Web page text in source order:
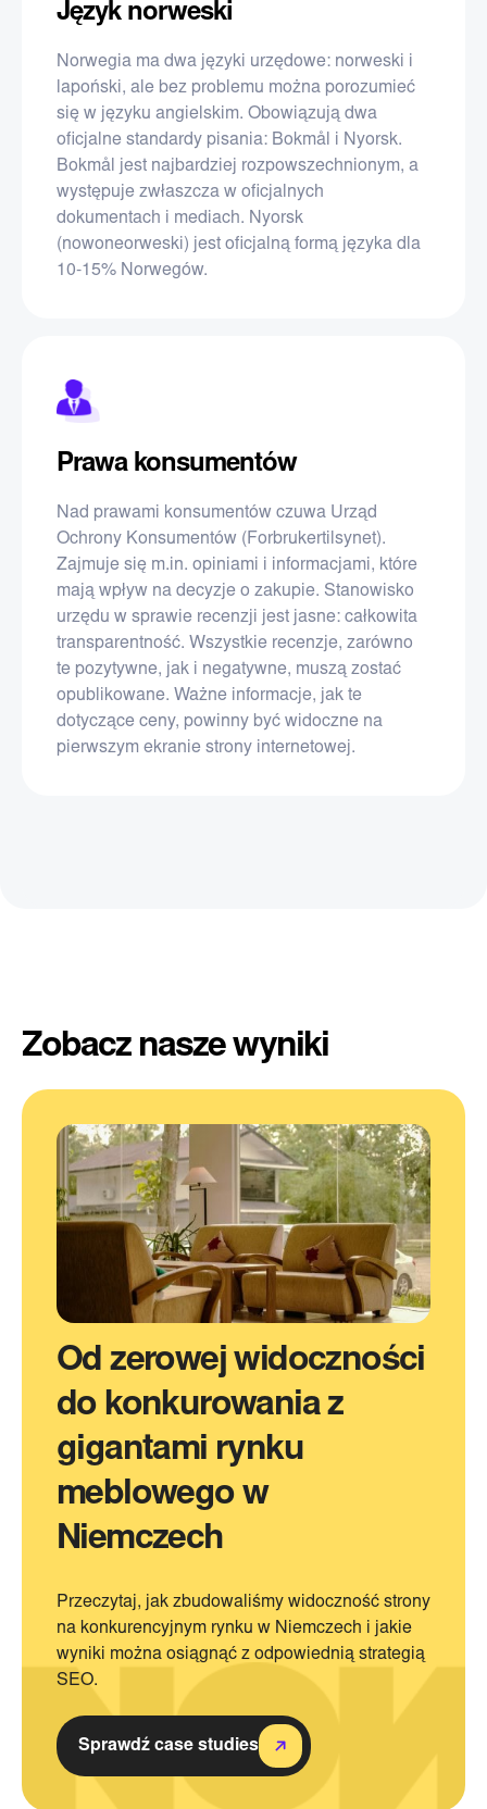
Język norweski
Norwegia ma dwa języki urzędowe: norweski i
lapoński, ale bez problemu można porozumieć
się w języku angielskim. Obowiązują dwa
oficjalne standardy pisania: Bokmål i Nyorsk.
Bokmål jest najbardziej rozpowszechnionym, a
występuje zwłaszcza w oficjalnych
dokumentach i mediach. Nyorsk
(nowoneorweski) jest oficjalną formą języka dla
10-15% Norwegów.
Prawa konsumentów
Nad prawami konsumentów czuwa Urząd
Ochrony Konsumentów (Forbrukertilsynet).
Zajmuje się m.in. opiniami i informacjami, które
mają wpływ na decyzje o zakupie. Stanowisko
urzędu w sprawie recenzji jest jasne: całkowita
transparentność. Wszystkie recenzje, zarówno
te pozytywne, jak i negatywne, muszą zostać
opublikowane. Ważne informacje, jak te
dotyczące ceny, powinny być widoczne na
pierwszym ekranie strony internetowej.
Zobacz nasze wyniki
Od zerowej widoczności
do konkurowania z
gigantami rynku
meblowego w
Niemczech
Przeczytaj, jak zbudowaliśmy widoczność strony
na konkurencyjnym rynku w Niemczech i jakie
wyniki można osiągnąć z odpowiednią strategią
SEO.
Sprawdź case studies